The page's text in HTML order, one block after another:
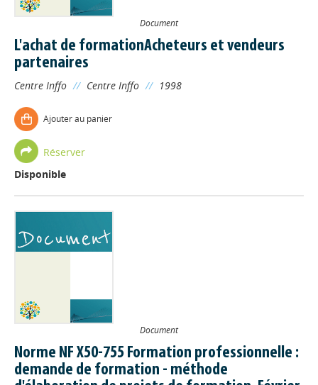
Document
L'achat de formationAcheteurs et vendeurs
partenaires
Centre Inffo // Centre Inffo // 1998
Ajouter au panier
Réserver
Disponible
Document
Norme NF X50-755 Formation professionnelle :
demande de formation - méthode